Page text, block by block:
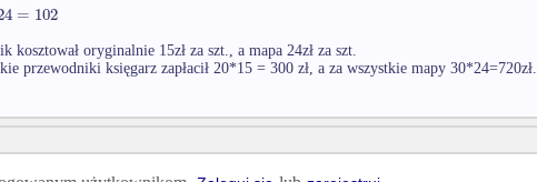
= 102
kosztował oryginalnie 15zł za szt., a mapa 24zł za szt.
przewodniki księgarz zapłacił 20*15 = 300 zł, a za wszystkie mapy 30*24=720zł.